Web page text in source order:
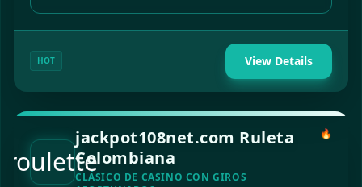
HOT View Details
roulette
jackpot108net.com Ruleta
Colombiana
CLÁSICO DE CASINO CON GIROS
🔥